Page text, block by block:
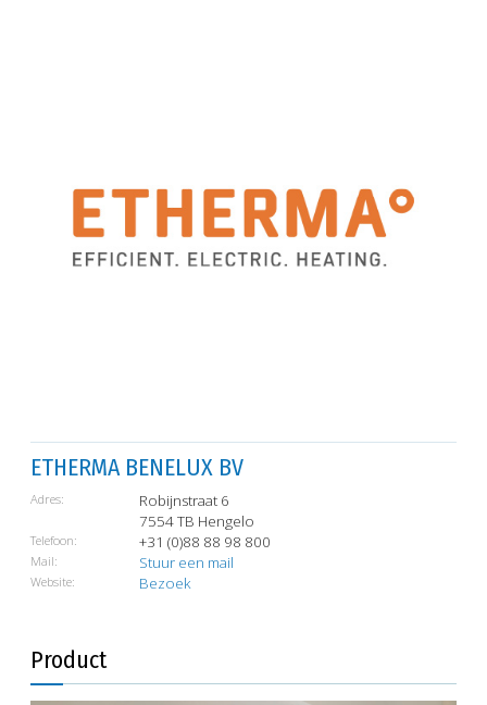
ETHERMA BENELUX BV
Adres:
Robijnstraat 6
7554 TB Hengelo
Telefoon: +31 (0)88 88 98 800
Mail: Stuur een mail
Website: Bezoek
Product